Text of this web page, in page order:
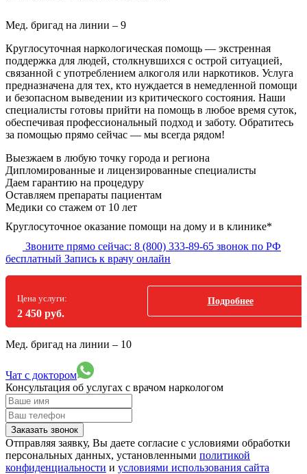
Мед. бригад на линии – 9
Круглосуточная наркологическая помощь — экстренная
поддержка для людей, столкнувшихся с острой ситуацией,
связанной с употреблением алкоголя или наркотиков. Услуга
предназначена для тех, кто нуждается в немедленной помощи
и безопасном выведении из критического состояния. Наши
специалисты готовы прийти на помощь в любое время суток,
обеспечивая профессиональный подход и заботу. Обратитесь
за помощью прямо сейчас — мы всегда рядом!
Выезжаем в любую точку города и региона
Дипломированные и лицензированные специалисты
Даем гарантию на процедуру
Оставляем препараты пациентам
Медики со стажем от 10 лет
Круглосуточное оказание помощи на дому и в клинике*
Звоните прямо сейчас: 8 (800) 333-89-65 звонок по РФ
бесплатный Запись к врачу онлайн
Цена услуги:
2 450 руб.
Подробнее
Мед. бригад на линии – 10
Чат с доктором
Консультация об услугах с врачом наркологом
Заказать звонок
Отправляя заявку, Вы даете согласие с условиями обработки
персональных данных, установленными политикой
конфиденциальности и условиями использования сайта